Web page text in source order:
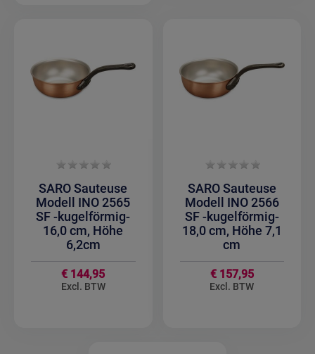
SARO Sauteuse
Modell INO 2565
SF -kugelförmig-
16,0 cm, Höhe
6,2cm
€ 144,95
SARO Sauteuse
Modell INO 2566
SF -kugelförmig-
18,0 cm, Höhe 7,1
cm
€ 157,95